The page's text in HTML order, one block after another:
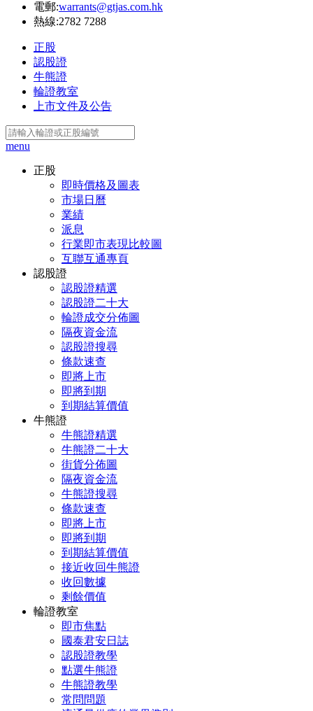
電郵:warrants@gtjas.com.hk
熱線:2782 7288
正股
認股證
牛熊證
輪證教室
上市文件及公告
menu
正股
即時價格及圖表
市場日曆
業績
派息
行業即市表現比較圖
互聯互通專頁
認股證
認股證精選
認股證二十大
輪證成交分佈圖
隔夜資金流
認股證搜尋
條款速查
即將上市
即將到期
到期結算價值
牛熊證
牛熊證精選
牛熊證二十大
街貨分佈圖
隔夜資金流
牛熊證搜尋
條款速查
即將上市
即將到期
到期結算價值
接近收回牛熊證
收回數據
剩餘價值
輪證教室
即市焦點
國泰君安日誌
認股證教學
點選牛熊證
牛熊證教學
常問問題